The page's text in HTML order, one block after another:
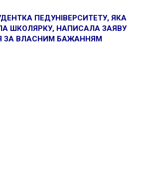
ПЕДУНІВЕРСИТЕТУ, ЯКА
ШКОЛЯРКУ, НАПИСАЛА ЗАЯВУ
ЗА ВЛАСНИМ БАЖАННЯМ